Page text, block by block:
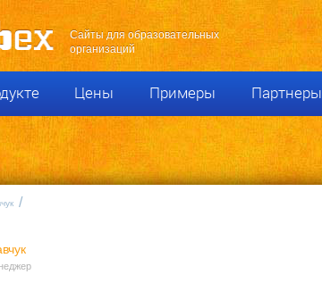
Сайты для образовательных
организаций
Цены Примеры Партнеры